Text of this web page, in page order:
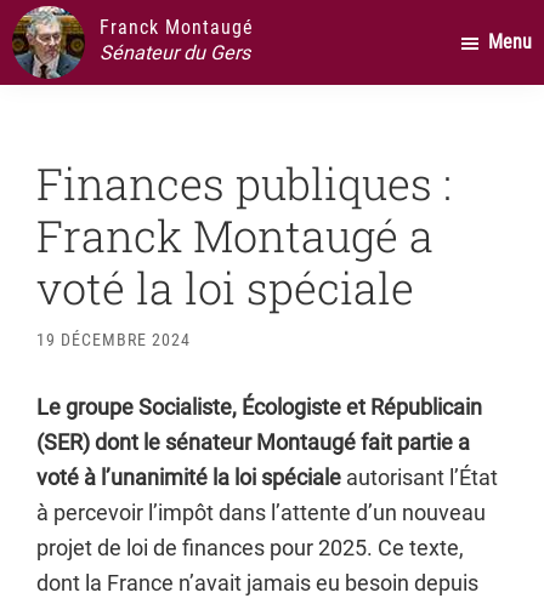
Passer
au
contenu
Passer
la
principale
Passer
au
pied
Franck Montaugé
Sénateur du Gers
Menu
Finances publiques :
Franck Montaugé a
voté la loi spéciale
19 DÉCEMBRE 2024
Le groupe Socialiste, Écologiste et Républicain
(SER) dont le sénateur Montaugé fait partie a
voté à l’unanimité la loi spéciale autorisant l’État
à percevoir l’impôt dans l’attente d’un nouveau
projet de loi de finances pour 2025. Ce texte,
dont la France n’avait jamais eu besoin depuis